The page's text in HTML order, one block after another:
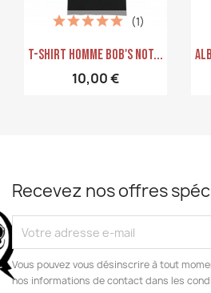
Aperçu rapide
T-Shirt Homme Bob's Not...
10,00 €
(1)
Recevez nos offres
Vous pouvez vous désinscrire à tout
nos informations de contact dans les